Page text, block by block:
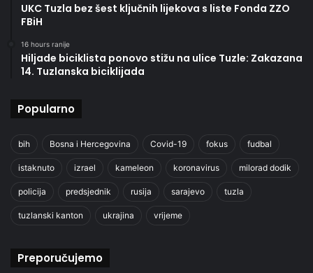
UKC Tuzla bez šest ključnih lijekova s liste Fonda ZZO
FBiH
16 hours ranije
Hiljade biciklista ponovo stižu na ulice Tuzle: Zakazana
14. Tuzlanska biciklijada
Popularno
bih Bosna i Hercegovina Covid-19 fokus fudbal
istaknuto izrael kameleon koronavirus milorad dodik
policija predsjednik rusija sarajevo tuzla
tuzlanski kanton ukrajina vrijeme
Preporučujemo